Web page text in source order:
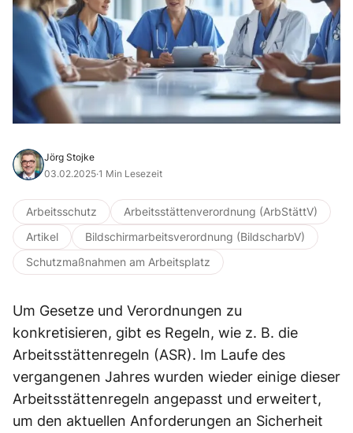
Jörg Stojke
03.02.2025·1 Min Lesezeit
Arbeitsschutz
Arbeitsstättenverordnung (ArbStättV)
Artikel
Bildschirmarbeitsverordnung (BildscharbV)
Schutzmaßnahmen am Arbeitsplatz
Um Gesetze und Verordnungen zu
konkretisieren, gibt es Regeln, wie z. B. die
Arbeitsstättenregeln (ASR). Im Laufe des
vergangenen Jahres wurden wieder einige dieser
Arbeitsstättenregeln angepasst und erweitert,
um den aktuellen Anforderungen an Sicherheit